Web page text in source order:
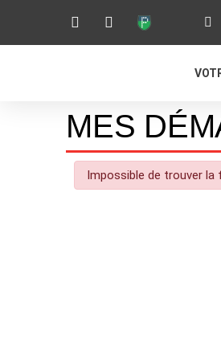
MES
Impossible de trouver la